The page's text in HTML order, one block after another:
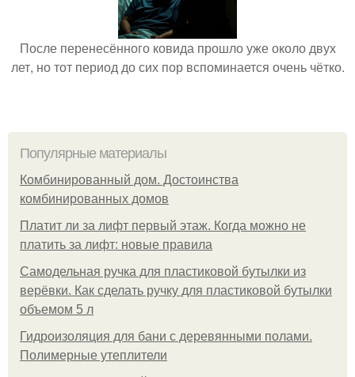
После перенесённого ковида прошло уже около двух
лет, но тот период до сих пор вспоминается очень чётко.
Популярные материалы
Комбинированный дом. Достоинства
комбинированных домов
Платит ли за лифт первый этаж. Когда можно не
платить за лифт: новые правила
Самодельная ручка для пластиковой бутылки из
верёвки. Как сделать ручку для пластиковой бутылки
объемом 5 л
Гидроизоляция для бани с деревянными полами.
Полимерные утеплители